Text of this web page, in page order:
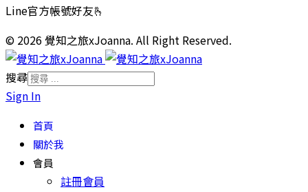
Line官方帳號好友🫰
© 2026 覺知之旅xJoanna. All Right Reserved.
搜尋
Sign In
首頁
關於我
會員
註冊會員